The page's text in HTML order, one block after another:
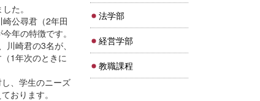
た。
公尋君（2年田
年の特徴です。
崎君の3名が、
1年次のときに
、学生のニーズ
おります。
法学部
経営学部
教職課程